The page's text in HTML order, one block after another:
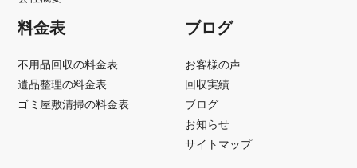
料金表
不用品回収の料金表
遺品整理の料金表
ゴミ屋敷清掃の料金表
ブログ
お客様の声
回収実績
ブログ
お知らせ
サイトマップ